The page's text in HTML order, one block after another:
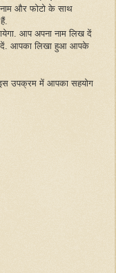
नाम और फोटो के साथ
आप अपना नाम लिख दें
दें. आपका लिखा हुआ आपके
इस उपक्रम में आपका सहयोग